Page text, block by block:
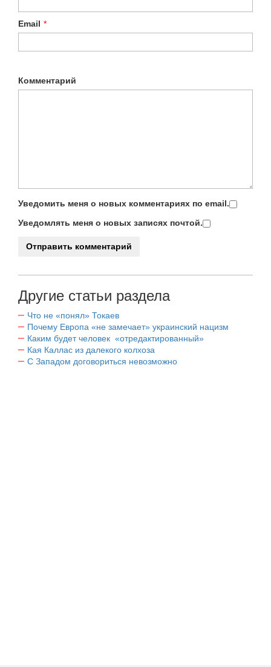
Email *
Комментарий
Уведомить меня о новых комментариях по email.
Уведомлять меня о новых записях почтой.
Другие статьи раздела
Что не «понял» Токаев
Почему Европа «не замечает» украинский нацизм
Каким будет человек «отредактированный»
Кая Каллас из далекого колхоза
С Западом договориться невозможно